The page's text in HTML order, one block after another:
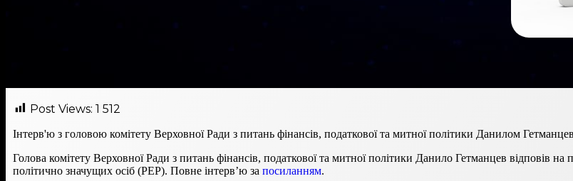
Post Views: 1 512
Інтерв'ю з головою комітету Верховної Ради з питань фінансів, податкової та митної політики Данилом
Голова комітету Верховної Ради з питань фінансів, податкової та митної політики Данило Гетманцев відповів на
політично значущих осіб (PEP). Повне інтерв’ю за посиланням.